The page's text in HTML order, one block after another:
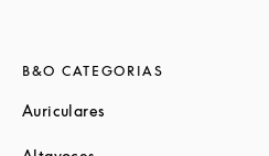
B&O CATEGORIAS
Auriculares